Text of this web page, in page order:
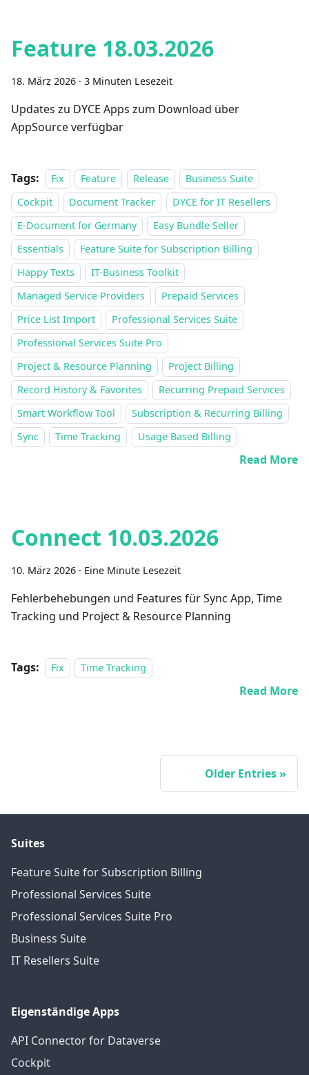
Feature 18.03.2026
18. März 2026 · 3 Minuten Lesezeit
Updates zu DYCE Apps zum Download über
AppSource verfügbar
Tags: Fix Feature Release
Business Suite
Cockpit
Document Tracker
DYCE for IT Resellers
E-Document for Germany
Easy Bundle Seller
Essentials
Feature Suite for Subscription Billing
Happy Texts
IT-Business Toolkit
Managed Service Providers
Prepaid Services
Price List Import
Professional Services Suite
Professional Services Suite Pro
Project & Resource Planning
Project Billing
Record History & Favorites
Recurring Prepaid Services
Smart Workflow Tool
Subscription & Recurring Billing
Sync
Time Tracking Usage Based Billing
Read More
Connect 10.03.2026
10. März 2026 · Eine Minute Lesezeit
Fehlerbehebungen und Features für Sync App, Time
Tracking und Project & Resource Planning
Tags: Fix Time Tracking
Read More
Older Entries
Suites
Feature Suite for Subscription Billing
Professional Services Suite
Professional Services Suite Pro
Business Suite
IT Resellers Suite
Eigenständige Apps
API Connector for Dataverse
Cockpit